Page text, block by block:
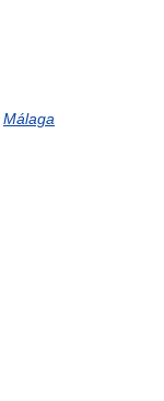
Málaga